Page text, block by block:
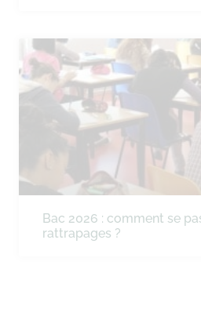
Bac 2026 : comment se
rattrapages ?